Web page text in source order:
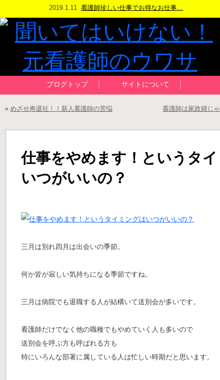
2019.1.11 看護師珍しい仕事でお得なお仕事…
ブログトップ サイトについて
« めざせ寿退社！！新人看護師の苦悩 看護師は家政婦じ
仕事をやめます！というタ
いつがいいの？
三月は別れ四月は出会いの季節。
何か皆が寂しい気持ちになる季節ですね。
三月は病院でも退職する人が結構いて送別会が多いです。
看護師だけでなく他の職種でもやめていく人も多いので
送別会を呼ぶ方も呼ばれる方も
特にいろんな部署に属している人は忙しい時期だと思います。